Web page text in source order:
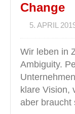
Change
5. APRIL
Wir leben in
Ambiguity.
klare Vision,
aber